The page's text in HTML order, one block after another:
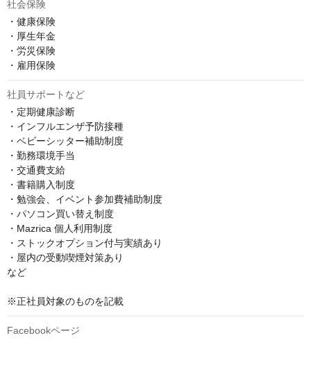
社会保険
・健康保険
・厚生年金
・労災保険
社員サポートなど
・定期健康診断
・インフルエンザ予防接種
・ベビーシッター補助制度
・勤務環境手当
・交通費支給
・書籍購入制度
・勉強会、イベント参加費補助制度
・パソコン買い替え制度
・Mazrica 個人利用制度
・ストックオプション付与実績あり
・屋内の受動喫煙対策あり
など
※正社員対象のものを記載
Facebookページ